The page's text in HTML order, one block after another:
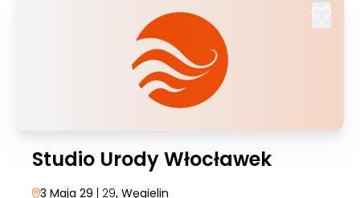
Studio Urody Włocławek
3 Maja 29 | 29, Węgielin